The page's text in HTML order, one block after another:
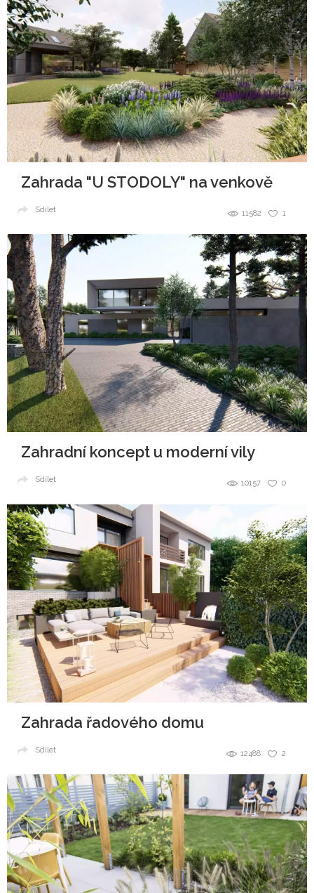
Zahrada "U STODOLY" na venkově
1
11582
Sdílet
Zahradní koncept u moderní vily
0
10157
Sdílet
Zahrada řadového domu
2
12488
Sdílet